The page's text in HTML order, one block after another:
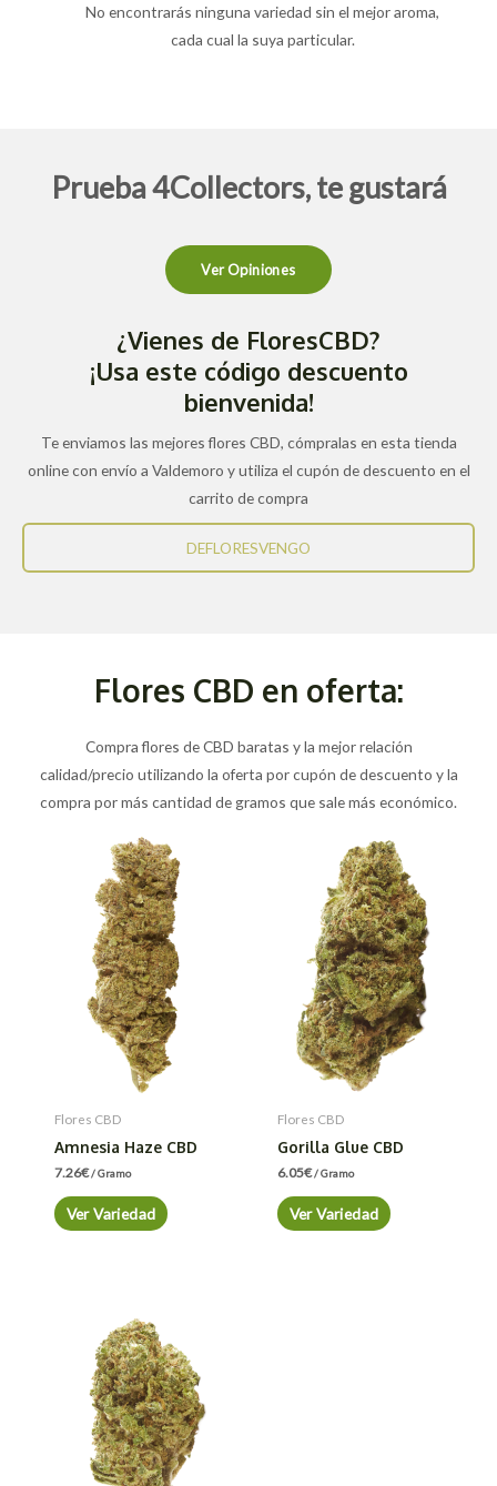
No encontrarás ninguna variedad sin el mejor aroma,
cada cual la suya particular.
Prueba 4Collectors, te gustará
Ver Opiniones
¿Vienes de FloresCBD?
¡Usa este código descuento
bienvenida!
Te enviamos las mejores flores CBD, cómpralas en esta tienda
online con envío a Valdemoro y utiliza el cupón de descuento en el
carrito de compra
DEFLORESVENGO
Flores CBD en oferta:
Compra flores de CBD baratas y la mejor relación
calidad/precio utilizando la oferta por cupón de descuento y la
compra por más cantidad de gramos que sale más económico.
Flores CBD
Amnesia Haze CBD
7.26€/ Gramo
Ver Variedad
Flores CBD
Gorilla Glue CBD
6.05€/ Gramo
Ver Variedad